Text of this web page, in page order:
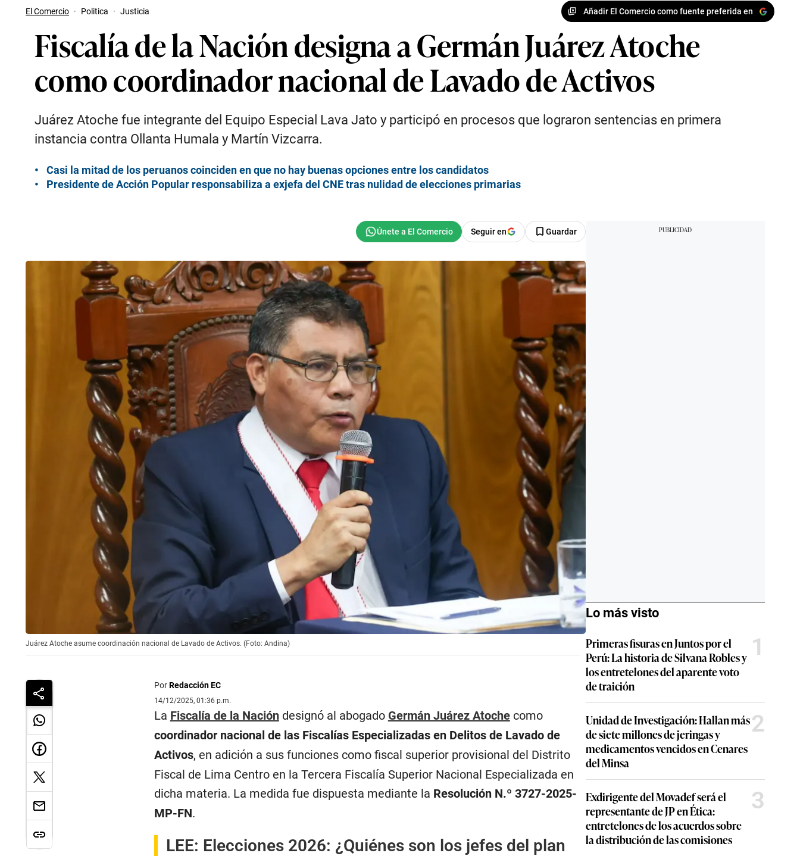
El Comercio · Politica · Justicia Añadir El Comercio como fuente preferida en
Fiscalía de la Nación designa a Germán Juárez Atoche
como coordinador nacional de Lavado de Activos
Juárez Atoche fue integrante del Equipo Especial Lava Jato y participó en procesos que lograron sentencias en primera
instancia contra Ollanta Humala y Martín Vizcarra.
Casi la mitad de los peruanos coinciden en que no hay buenas opciones entre los candidatos
Presidente de Acción Popular responsabiliza a exjefa del CNE tras nulidad de elecciones primarias
Seguir en Guardar
Juárez Atoche asume coordinación nacional de Lavado de Activos. (Foto: Andina)
PorRedacción EC
14/12/2025, 01:36 p.m.
La Fiscalía de la Nacióndesignó al abogado Germán Juárez Atochecomo
coordinador nacional de las Fiscalías Especializadas en Delitos de Lavado de
Activos, en adición a sus funciones como fiscal superior provisional del Distrito
Fiscal de Lima Centro en la Tercera Fiscalía Superior Nacional Especializada en
dicha materia. La medida fue dispuesta mediante la Resolución N.º 3727-2025-
MP-FN.
LEE: Elecciones 2026: ¿Quiénes son los jefes del plan
Lo más visto
Primeras fisuras en Juntos por el
Perú: La historia de Silvana Robles y
los entretelones del aparente voto
de traición
1
Unidad de Investigación: Hallan más
de siete millones de jeringas y
medicamentos vencidos en Cenares
del Minsa
2
Exdirigente del Movadef será el
representante de JP en Ética:
entretelones de los acuerdos sobre
la distribución de las comisiones
3